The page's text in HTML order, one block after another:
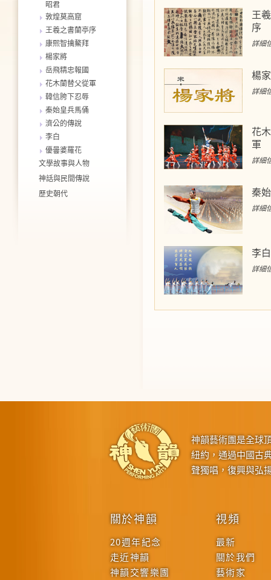
昭君
敦煌莫高窟
王羲之書蘭亭序
康熙智擒鰲拜
楊家將
岳飛精忠報國
花木蘭替父從軍
韓信胯下忍辱
秦始皇兵馬俑
濟公的傳說
李白
優曇婆羅花
文學故事與人物
神話與民間傳說
歷史朝代
王
序
詳細
楊
詳細
花
軍
詳細
秦
詳細
李白
詳細
神韻藝術團是全球
紐約，通過中國古
聲獨唱，復興與弘
關於神韻
20週年紀念
走近神韻
神韻交響樂團
視頻
最新
關於我們
藝術家